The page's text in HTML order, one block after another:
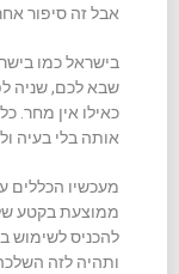
אבל זה סיפור
בישראל כמו
שבא לכם, שניה
אותה בלי בעיה
מעכשיו הכללים
ממוצעת בקטע
להכניס לשימוש
ותהיה לזה